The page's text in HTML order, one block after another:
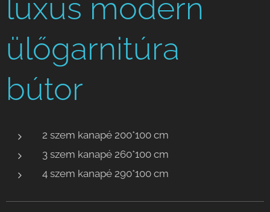
luxus modern
ülőgarnitúra
bútor
2 szem kanapé 200*100 cm
3 szem kanapé 260*100 cm
4 szem kanapé 290*100 cm